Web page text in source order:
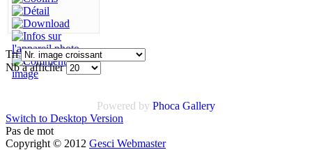
Tri
Nb à afficher
Powered by Phoca Gallery
Switch to Desktop Version
Pas de mot
Copyright © 2012 Gesci Webmaster